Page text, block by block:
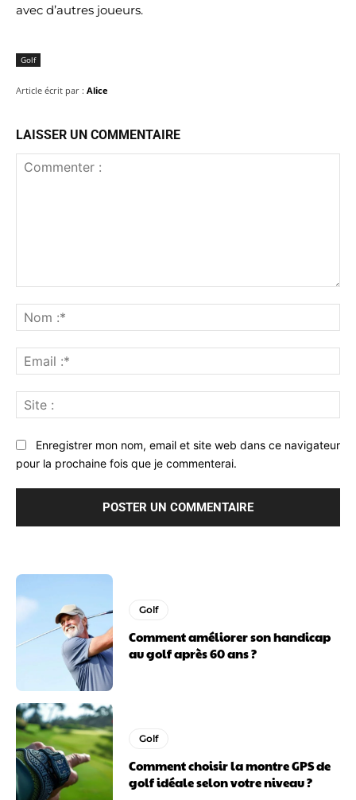
avec d’autres joueurs.
Golf
Article écrit par : Alice
LAISSER UN COMMENTAIRE
:*
:*
:
Enregistrer mon nom, email et site web dans ce navigateur
pour la prochaine fois que je commenterai.
Golf
Comment améliorer son handicap
au golf après 60 ans ?
Golf
Comment choisir la montre GPS de
golf idéale selon votre niveau ?